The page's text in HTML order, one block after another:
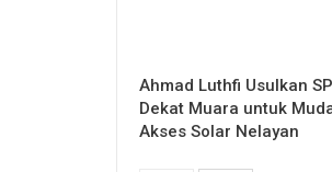
Ahmad Luthfi Usulkan
Dekat Muara untuk
Akses Solar Nelayan